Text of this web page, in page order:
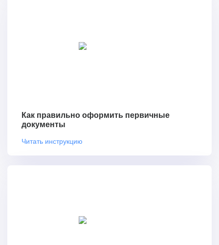
Как правильно оформить первичные
документы
Читать инструкцию